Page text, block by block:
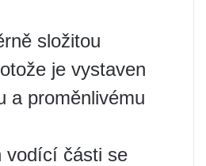
složitou
je vystaven
a proměnlivému
vodící části se